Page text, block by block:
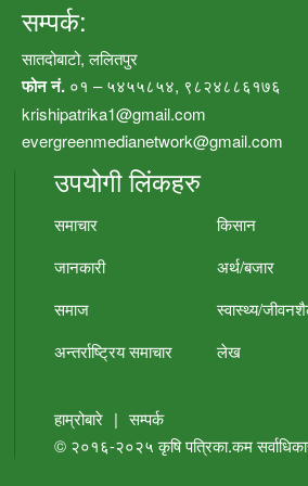
सम्पर्क:
सातदोबाटो, ललितपुर
फोन नं. ०१ – ५४५५८५४, ९८२४८८६१७६
krishipatrika1@gmail.com
evergreenmedianetwork@gmail.com
उपयोगी लिंकहरु
समाचार
किसान
जानकारी
अर्थ/बजार
समाज
स्वास्थ्य/
अन्तर्राष्ट्रिय समाचार
लेख
हाम्रोबारे | सम्पर्क
© २०१६-२०२५कृषि पत्रिका.कम